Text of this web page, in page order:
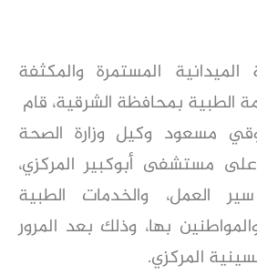
المستمرة والمكثفة
الطبية بمحافظة الشرقية، قام
مسعود وكيل وزارة الصحة
على مستشفى أبوكبير المركزي،
العمل، والخدمات الطبية
بها، وذلك بعد المرور
المركزي.